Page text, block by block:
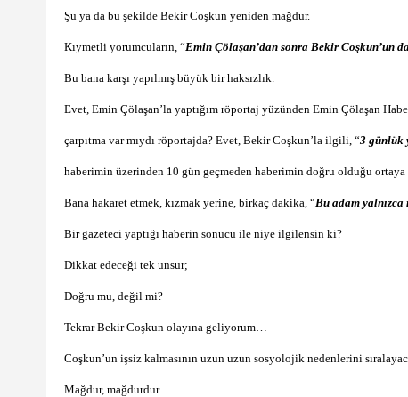
Şu ya da bu şekilde Bekir Coşkun yeniden mağdur.
Kıymetli yorumcuların, “Emin Çölaşan’dan sonra Bekir Coşkun’un
Bu bana karşı yapılmış büyük bir haksızlık.
Evet, Emin Çölaşan’la yaptığım röportaj yüzünden Emin Çölaşan
çarpıtma var mıydı röportajda? Evet, Bekir Coşkun’la ilgili, “3 günlük
haberimin üzerinden 10 gün geçmeden haberimin doğru olduğu ortaya
Bana hakaret etmek, kızmak yerine, birkaç dakika, “Bu adam
Bir gazeteci yaptığı haberin sonucu ile niye ilgilensin ki?
Dikkat edeceği tek unsur;
Doğru mu, değil mi?
Tekrar Bekir Coşkun olayına geliyorum…
Coşkun’un işsiz kalmasının uzun uzun sosyolojik nedenlerini
Mağdur, mağdurdur…